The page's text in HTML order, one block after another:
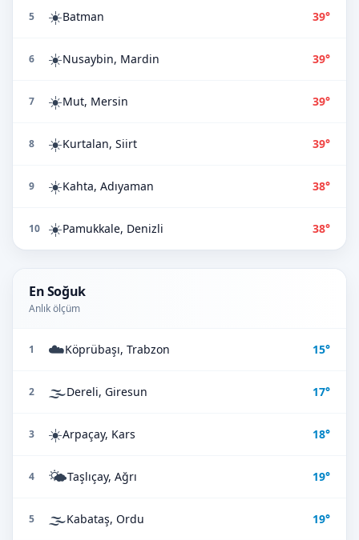
5 ☀️Batman 39°
6 ☀️Nusaybin, Mardin 39°
7 ☀️Mut, Mersin 39°
8 ☀️Kurtalan, Siirt 39°
9 ☀️Kahta, Adıyaman 38°
10 ☀️Pamukkale, Denizli 38°
En Soğuk
Anlık ölçüm
1 ☁️Köprübaşı, Trabzon 15°
2 🌫️Dereli, Giresun 17°
3 ☀️Arpaçay, Kars 18°
4 🌤️Taşlıçay, Ağrı 19°
5 🌫️Kabataş, Ordu 19°